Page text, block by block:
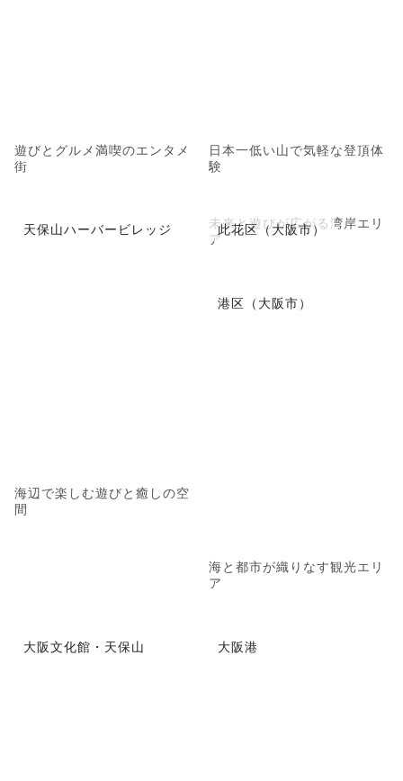
遊びとグルメ満喫のエンタメ
街
日本一低い山で気軽な登頂体
験
天保山ハーバービレッジ
海辺で楽しむ遊びと癒しの空
間
此花区（大阪市）
未来と遊びが広がる湾岸エリ
ア
港区（大阪市）
海と都市が織りなす観光エリ
ア
大阪文化館・天保山 大阪港